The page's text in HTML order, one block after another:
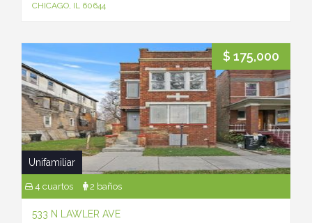
CHICAGO, IL 60644
$ 175,000
Unifamiliar
4 cuartos 2 baños
533 N LAWLER AVE